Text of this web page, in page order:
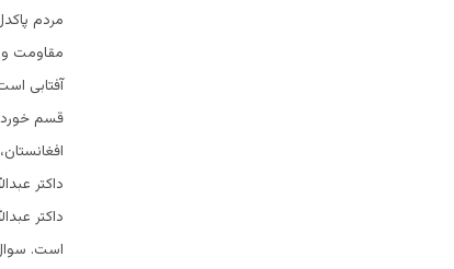
مردم
مقاومت و
آفتابی
قسم
داکتر
داکتر
است.